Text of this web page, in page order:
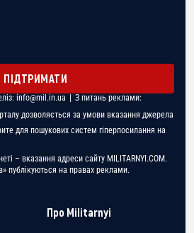
ПІДТРИМАТИ
info@mil.in.ua | З питань реклами:
дозволяється за умови вказання джерела
для пошукових систем гіперпосилання на
– вказання адреси сайту MILITARNYI.COM.
публікуються на правах реклами.
Про Militarnyi